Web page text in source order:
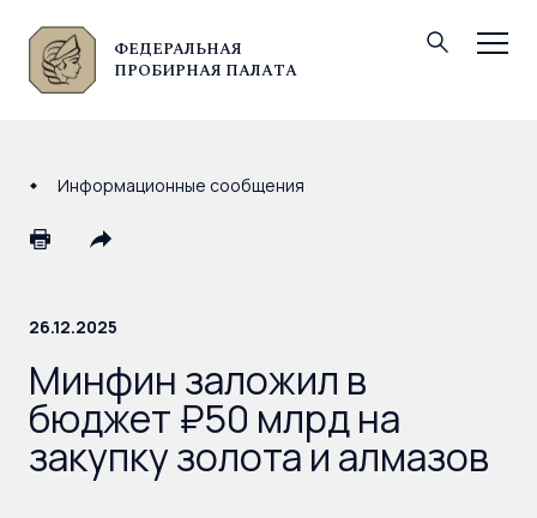
ФЕДЕРАЛЬНАЯ
ПРОБИРНАЯ ПАЛАТА
© Федеральная пробирная палата, 2026
Информационные сообщения
26.12.2025
Минфин заложил в
бюджет ₽50 млрд на
закупку золота и алмазов